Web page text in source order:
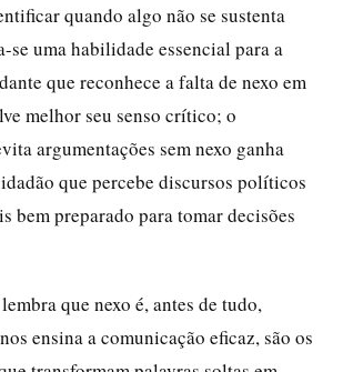
quando algo não se sustenta
se uma habilidade essencial para a
que reconhece a falta de nexo em
melhor seu senso crítico; o
argumentações sem nexo ganha
que percebe discursos políticos
bem preparado para tomar decisões
que nexo é, antes de tudo,
ensina a comunicação eficaz, são os